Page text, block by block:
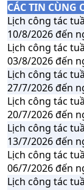
CÁC TIN CÙNG
Lịch công tác
10/8/2026 đến
Lịch công tác
03/8/2026 đến
Lịch công tác
27/7/2026 đến
Lịch công tác
20/7/2026 đến
Lịch công tác
13/7/2026 đến
Lịch công tác
06/7/2026 đến
Lịch công tác